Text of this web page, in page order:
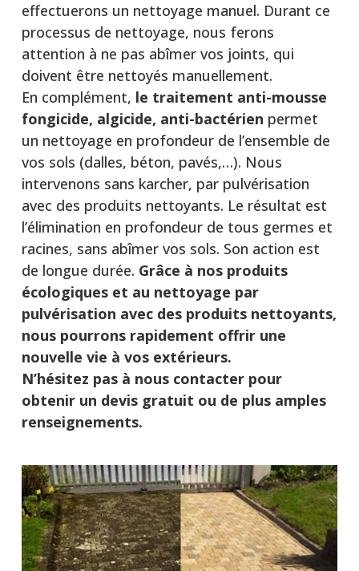
effectuerons un nettoyage manuel. Durant ce
processus de nettoyage, nous ferons
attention à ne pas abîmer vos joints, qui
doivent être nettoyés manuellement.
En complément, le traitement anti-mousse
fongicide, algicide, anti-bactérien permet
un nettoyage en profondeur de l’ensemble de
vos sols (dalles, béton, pavés,…). Nous
intervenons sans karcher, par pulvérisation
avec des produits nettoyants. Le résultat est
l’élimination en profondeur de tous germes et
racines, sans abîmer vos sols. Son action est
de longue durée. Grâce à nos produits
écologiques et au nettoyage par
pulvérisation avec des produits nettoyants,
nous pourrons rapidement offrir une
nouvelle vie à vos extérieurs.
N’hésitez pas à nous contacter pour
obtenir un devis gratuit ou de plus amples
renseignements.